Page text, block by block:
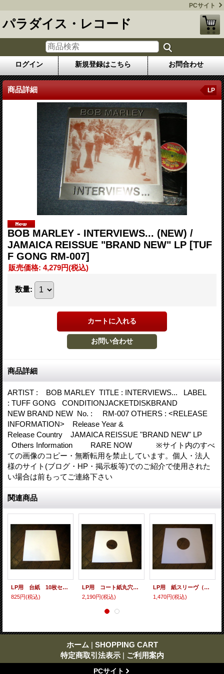
PCサイト
パラダイス・レコード
ログイン 新規登録はこちら お問合わせ
商品詳細 LP
BOB MARLEY - INTERVIEWS... (NEW) /
JAMAICA REISSUE "BRAND NEW" LP [TUF
F GONG RM-007]
販売価格: 4,279円(税込)
数量:
商品詳細
ARTIST : BOB MARLEY TITLE : INTERVIEWS... LABEL
: TUFF GONG CONDITIONJACKETDISKBRAND
NEW BRAND NEW No. : RM-007 OTHERS : <RELEASE
INFORMATION> Release Year &
Release Country JAMAICA REISSUE "BRAND NEW" LP
Others Information RARE NOW ※サイト内のすべ
ての画像のコピー・無断転用を禁止しています。個人・法人
様のサイト(ブログ・HP・掲示板等)でのご紹介で使用された
い場合は前もってご連絡下さい
関連商品
LP用 台紙 10枚セット
825円(税込)
LP用 コート紙丸穴ジャケ 10枚セット
2,190円(税込)
LP用 紙スリーヴ（レギュラー 四角の角） 10枚セット
1,470円(税込)
ホーム | SHOPPING CART
特定商取引法表示 | ご利用案内
PCサイト